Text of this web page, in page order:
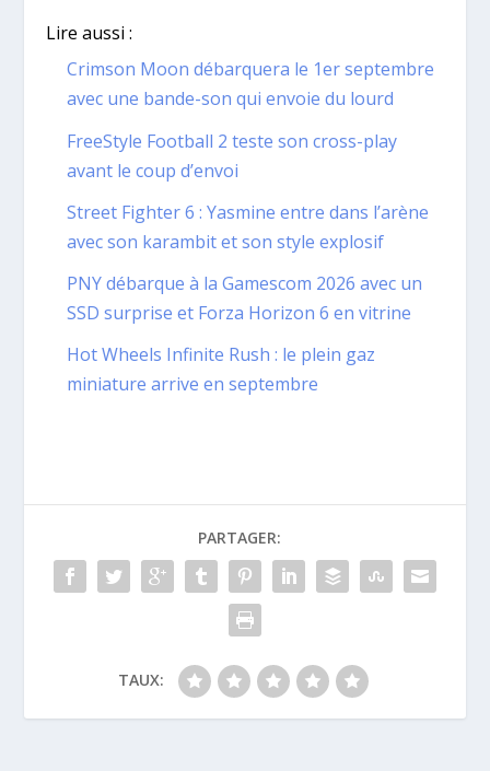
Lire aussi :
Crimson Moon débarquera le 1er septembre
avec une bande-son qui envoie du lourd
FreeStyle Football 2 teste son cross-play
avant le coup d’envoi
Street Fighter 6 : Yasmine entre dans l’arène
avec son karambit et son style explosif
PNY débarque à la Gamescom 2026 avec un
SSD surprise et Forza Horizon 6 en vitrine
Hot Wheels Infinite Rush : le plein gaz
miniature arrive en septembre
PARTAGER:
TAUX: